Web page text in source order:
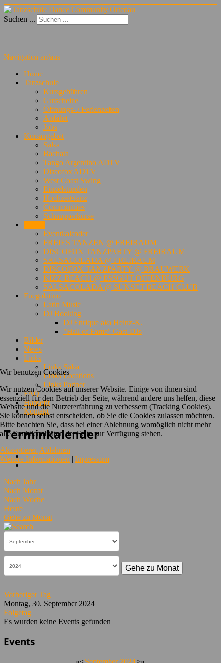
Suchen ...
Navigation an/aus
Home
Tanzschule
Kursgebühren
Gutscheine
Öffnungs- / Ferienzeiten
Anfahrt
Jobs
Kursangebot
Salsa
Bachata
Tango Argentino ADTV
Discofox ADTV
West Coast Swing
Einzelstunden
Hochzeitstanz
Communities
Schnupperkurse
Eventkalender
FREIES TANZEN @ FREIRAUM
DISCOFOX TANZPARTY @ FREIRAUM
SALSACOLADA @ FREIRAUM
DISCOFOX TANZPARTY @ BRAUWERK
KIZZ-BEACH @ ESSGUT OFFENBURG
SALSACOLADA @ SUNSET BEACH CLUB
Fuegolatino
Latin Music
DJ Booking
DJ Enrique aka Heinz-K.
"Hall of Fame" Gast-DJs
Bilder
News
Links
Links Salsa
Links Locations
Links Partner
FAQ
Hansefit
Kontakt
Terminkalender
Nach Jahr
Nach Monat
Nach Woche
Heute
Gehe zu Monat
Gehe zu Monat
Vorheriger Tag
Montag, 30. September 2024
Folgetag
Es wurden keine Events gefunden
Events
«<September 2024>»
Wir benutzen Cookies
Wir nutzen Cookies auf unserer Website. Einige von ihnen sind
essenziell für den Betrieb der Seite, während andere uns helfen, diese
Website und die Nutzererfahrung zu verbessern (Tracking Cookies).
Sie können selbst entscheiden, ob Sie die Cookies zulassen möchten.
Bitte beachten Sie, dass bei einer Ablehnung womöglich nicht mehr
alle Funktionalitäten der Seite zur Verfügung stehen.
Akzeptieren Ablehnen
Weitere Informationen | Impressum